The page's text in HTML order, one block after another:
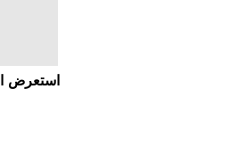
اﺳﺘﻌﺮﺽ